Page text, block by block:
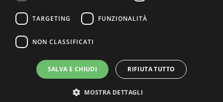
TARGETING FUNZIONALITÀ
NON CLASSIFICATI
SALVA E CHIUDI RIFIUTA TUTTO
MOSTRA DETTAGLI